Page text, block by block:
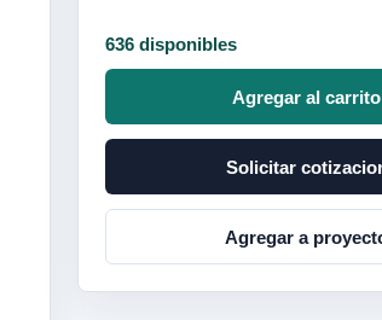
636 disponibles
Agregar al carrito
Solicitar
Agregar a